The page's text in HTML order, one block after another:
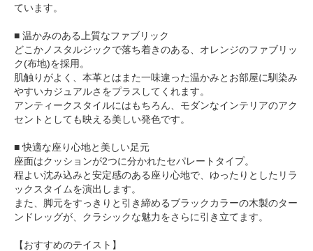
ています。
■ 温かみのある上質なファブリック
どこかノスタルジックで落ち着きのある、オレンジのファブリッ
ク(布地)を採用。
肌触りがよく、本革とはまた一味違った温かみとお部屋に馴染み
やすいカジュアルさをプラスしてくれます。
アンティークスタイルにはもちろん、モダンなインテリアのアク
セントとしても映える美しい発色です。
■ 快適な座り心地と美しい足元
座面はクッションが2つに分かれたセパレートタイプ。
程よい沈み込みと安定感のある座り心地で、ゆったりとしたリラ
ックスタイムを演出します。
また、脚元をすっきりと引き締めるブラックカラーの木製のター
ンドレッグが、クラシックな魅力をさらに引き立てます。
【おすすめのテイスト】